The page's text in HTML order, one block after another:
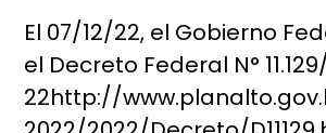
El 07/12/22, el Gobierno
el Decreto Federal N°
22http://